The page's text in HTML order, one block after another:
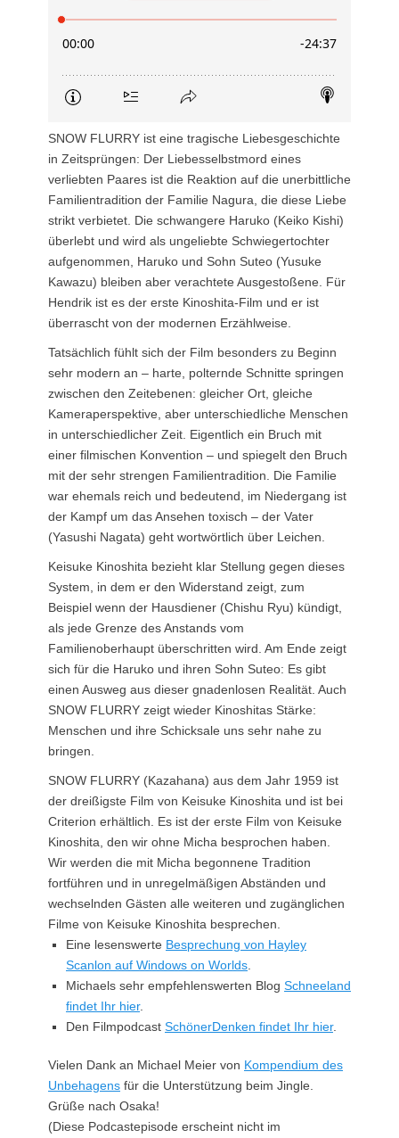
SNOW FLURRY ist eine tragische Liebesgeschichte
in Zeitsprüngen: Der Liebesselbstmord eines
verliebten Paares ist die Reaktion auf die unerbittliche
Familientradition der Familie Nagura, die diese Liebe
strikt verbietet. Die schwangere Haruko (Keiko Kishi)
überlebt und wird als ungeliebte Schwiegertochter
aufgenommen, Haruko und Sohn Suteo (Yusuke
Kawazu) bleiben aber verachtete Ausgestoßene. Für
Hendrik ist es der erste Kinoshita-Film und er ist
überrascht von der modernen Erzählweise.
Tatsächlich fühlt sich der Film besonders zu Beginn
sehr modern an – harte, polternde Schnitte springen
zwischen den Zeitebenen: gleicher Ort, gleiche
Kameraperspektive, aber unterschiedliche Menschen
in unterschiedlicher Zeit. Eigentlich ein Bruch mit
einer filmischen Konvention – und spiegelt den Bruch
mit der sehr strengen Familientradition. Die Familie
war ehemals reich und bedeutend, im Niedergang ist
der Kampf um das Ansehen toxisch – der Vater
(Yasushi Nagata) geht wortwörtlich über Leichen.
Keisuke Kinoshita bezieht klar Stellung gegen dieses
System, in dem er den Widerstand zeigt, zum
Beispiel wenn der Hausdiener (Chishu Ryu) kündigt,
als jede Grenze des Anstands vom
Familienoberhaupt überschritten wird. Am Ende zeigt
sich für die Haruko und ihren Sohn Suteo: Es gibt
einen Ausweg aus dieser gnadenlosen Realität. Auch
SNOW FLURRY zeigt wieder Kinoshitas Stärke:
Menschen und ihre Schicksale uns sehr nahe zu
bringen.
SNOW FLURRY (Kazahana) aus dem Jahr 1959 ist
der dreißigste Film von Keisuke Kinoshita und ist bei
Criterion erhältlich. Es ist der erste Film von Keisuke
Kinoshita, den wir ohne Micha besprochen haben.
Wir werden die mit Micha begonnene Tradition
fortführen und in unregelmäßigen Abständen und
wechselnden Gästen alle weiteren und zugänglichen
Filme von Keisuke Kinoshita besprechen.
Eine lesenswerte Besprechung von Hayley
Scanlon auf Windows on Worlds
Michaels sehr empfehlenswerten Blog Schneeland
findet Ihr hier.
Den Filmpodcast SchönerDenken findet Ihr hier.
Vielen Dank an Michael Meier von Kompendium des
Unbehagens für die Unterstützung beim Jingle.
Grüße nach Osaka!
(Diese Podcastepisode erscheint nicht im